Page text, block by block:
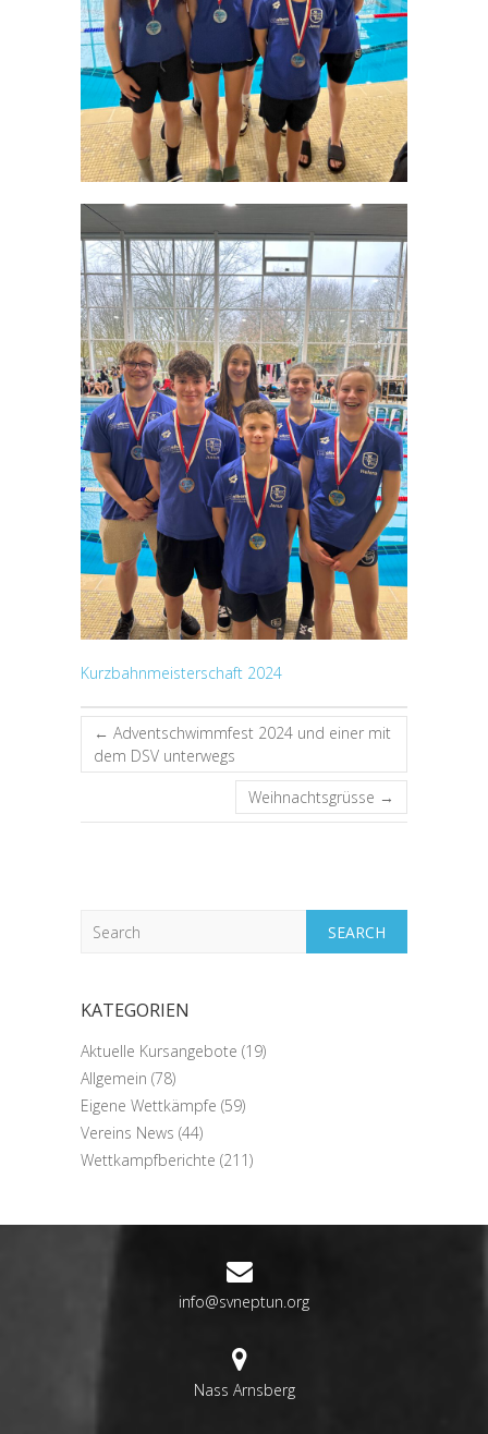
Kurzbahnmeisterschaft 2024
← Adventschwimmfest 2024 und einer mit
dem DSV unterwegs
Weihnachtsgrüsse →
Search
KATEGORIEN
Aktuelle Kursangebote (19)
Allgemein (78)
Eigene Wettkämpfe (59)
Vereins News (44)
Wettkampfberichte (211)
info@svneptun.org
Nass Arnsberg